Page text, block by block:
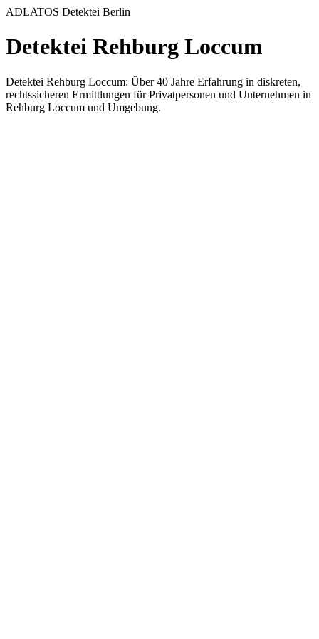
ADLATOS Detektei Berlin
Detektei Rehburg Loccum
Detektei Rehburg Loccum: Über 40 Jahre Erfahrung in diskreten,
rechtssicheren Ermittlungen für Privatpersonen und Unternehmen in
Rehburg Loccum und Umgebung.